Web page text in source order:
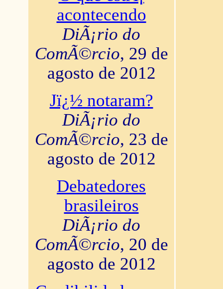
acontecendo
DiÃ¡rio do
ComÃ©rcio, 29 de
agosto de 2012
Jï¿½ notaram?
DiÃ¡rio do
ComÃ©rcio, 23 de
agosto de 2012
Debatedores
brasileiros
DiÃ¡rio do
ComÃ©rcio, 20 de
agosto de 2012